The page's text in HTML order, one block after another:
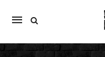
Mobile